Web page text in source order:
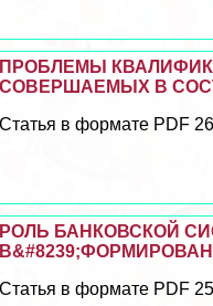
ПРОБЛЕМЫ
СОВЕРШАЕМЫХ В
Статья в формате PDF
РОЛЬ БАНКОВСКОЙ
Статья в формате PDF